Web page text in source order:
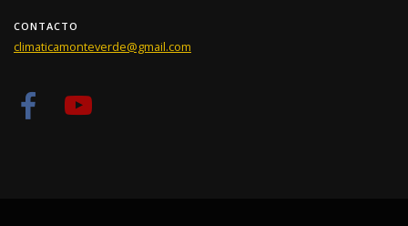
CONTACTO
climaticamonteverde@gmail.com